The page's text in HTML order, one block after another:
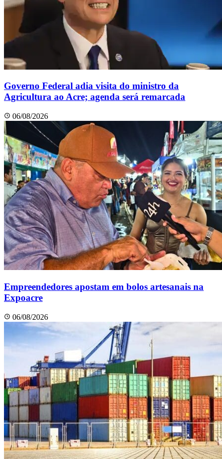
Governo Federal adia visita do ministro da
Agricultura ao Acre; agenda será remarcada
06/08/2026
Empreendedores apostam em bolos artesanais na
Expoacre
06/08/2026